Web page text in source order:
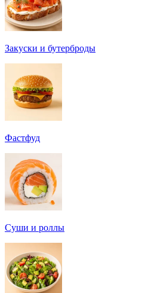
Закуски и бутерброды
Фастфуд
Суши и роллы